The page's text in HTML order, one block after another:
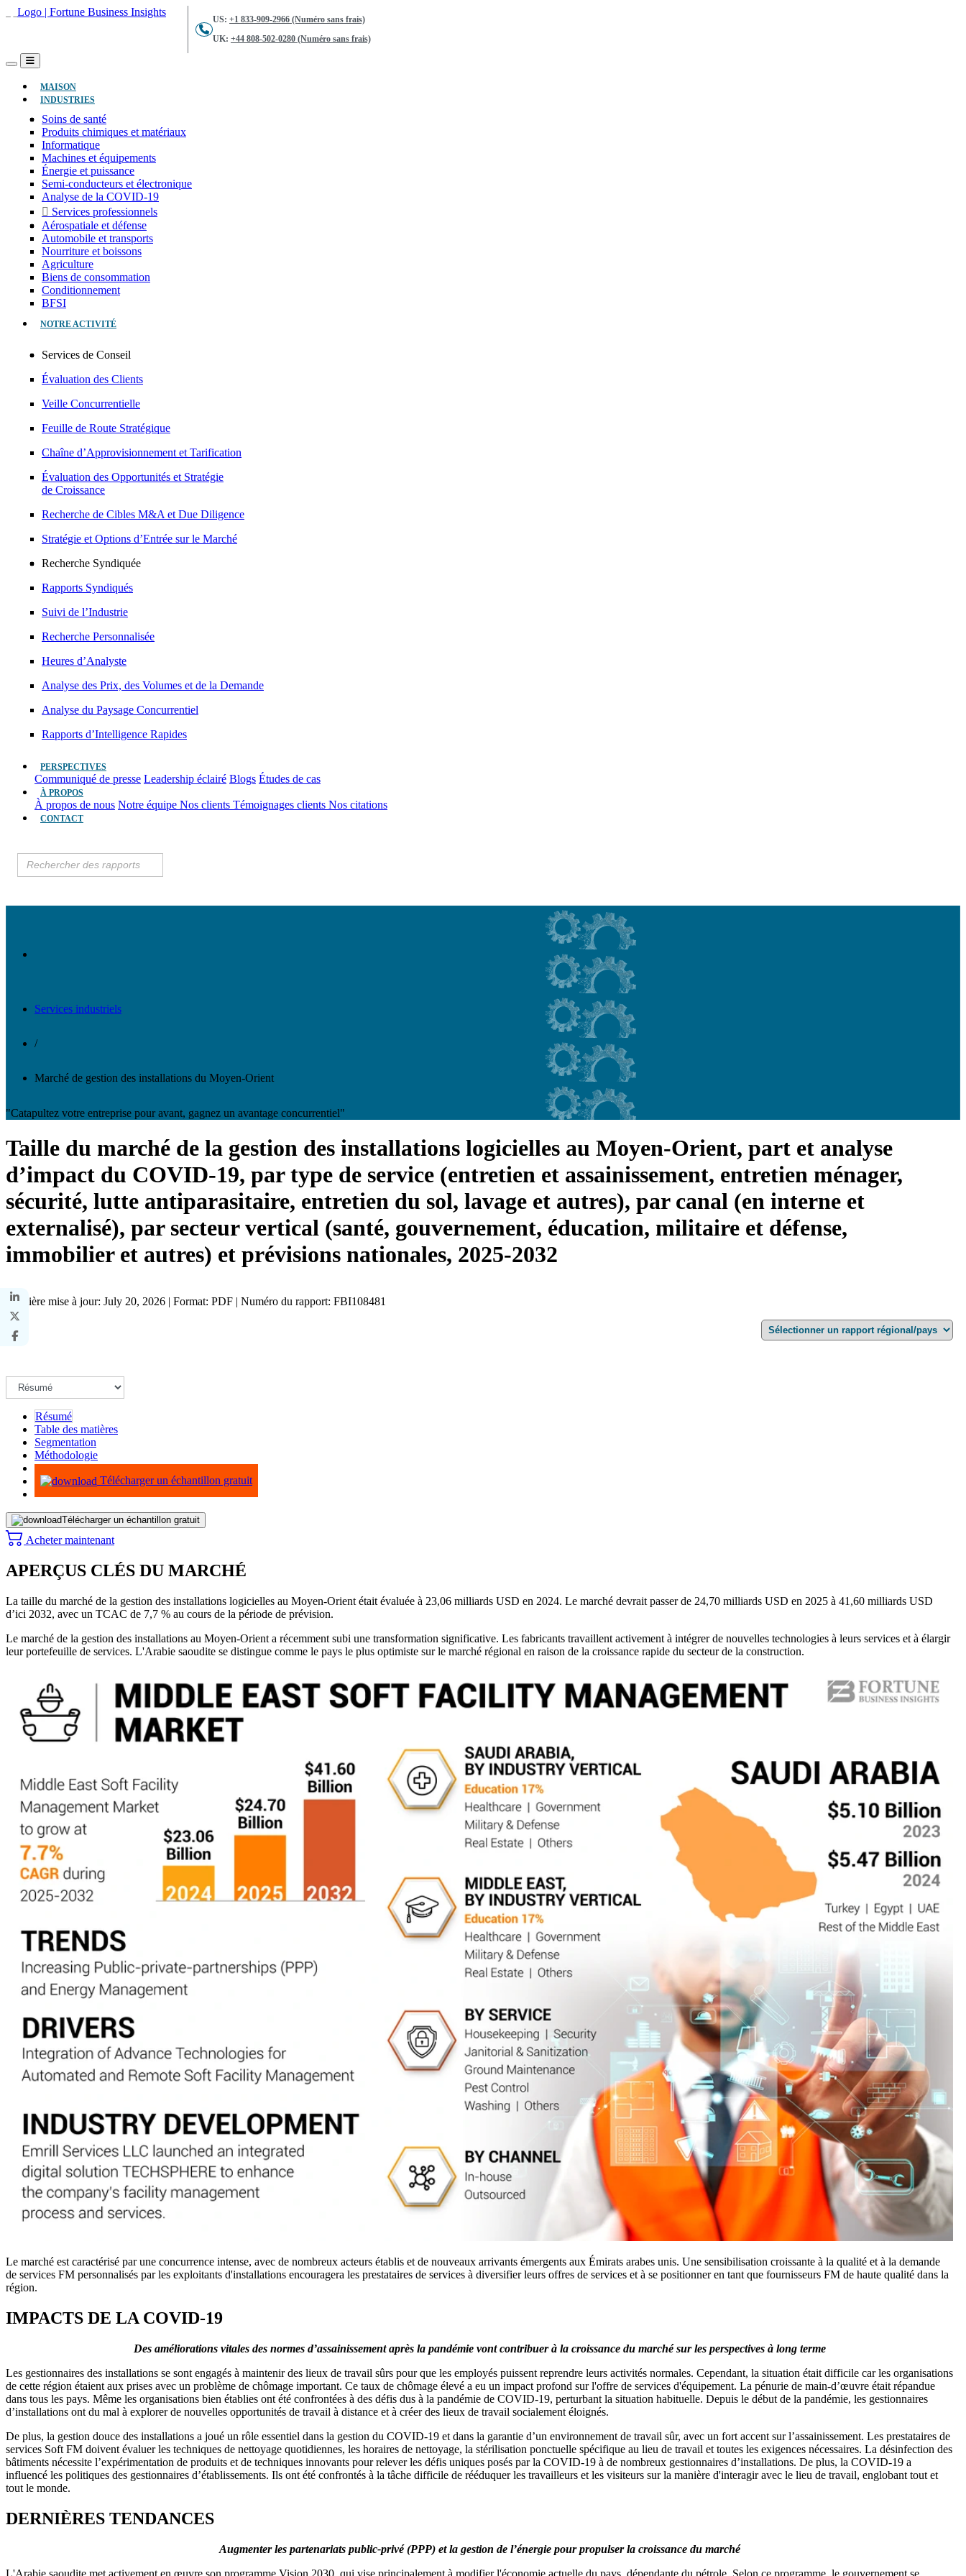
US: +1 833-909-2966 (Numéro sans frais)
UK: +44 808-502-0280 (Numéro sans frais)
MAISON(ACTUEL)
INDUSTRIES
Soins de santé
Produits chimiques et matériaux
Informatique
Machines et équipements
Énergie et puissance
Semi-conducteurs et électronique
Analyse de la COVID-19
Services professionnels
Aérospatiale et défense
Automobile et transports
Nourriture et boissons
Agriculture
Biens de consommation
Conditionnement
BFSI
NOTRE ACTIVITÉ
Services de Conseil
Évaluation des Clients
Veille Concurrentielle
Feuille de Route Stratégique
Chaîne d’Approvisionnement et Tarification
Évaluation des Opportunités et Stratégie
de Croissance
Recherche de Cibles M&A et Due Diligence
Stratégie et Options d’Entrée sur le Marché
Recherche Syndiquée
Rapports Syndiqués
Suivi de l’Industrie
Recherche Personnalisée
Heures d’Analyste
Analyse des Prix, des Volumes et de la Demande
Analyse du Paysage Concurrentiel
Rapports d’Intelligence Rapides
PERSPECTIVES
Communiqué de presse Leadership éclairé Blogs Études de cas
À PROPOS
À propos de nous Notre équipe Nos clients Témoignages clients Nos citations
CONTACT
Services industriels
/
Marché de gestion des installations du Moyen-Orient
"Catapultez votre entreprise pour avant, gagnez un avantage concurrentiel"
Taille du marché de la gestion des installations logicielles au Moyen-Orient, part et analyse
d’impact du COVID-19, par type de service (entretien et assainissement, entretien ménager,
sécurité, lutte antiparasitaire, entretien du sol, lavage et autres), par canal (en interne et
externalisé), par secteur vertical (santé, gouvernement, éducation, militaire et défense,
immobilier et autres) et prévisions nationales, 2025-2032
Dernière mise à jour: July 20, 2026 | Format: PDF | Numéro du rapport: FBI108481
Résumé
Table des matières
Segmentation
Méthodologie
Infographie
Télécharger un échantillon gratuit
Télécharger un échantillon gratuit
Acheter maintenant
APERÇUS CLÉS DU MARCHÉ
La taille du marché de la gestion des installations logicielles au Moyen-Orient était évaluée à 23,06 milliards USD en 2024. Le marché devrait passer de 24,70 milliards USD en 2025 à 41,60 milliards USD
d’ici 2032, avec un TCAC de 7,7 % au cours de la période de prévision.
Le marché de la gestion des installations au Moyen-Orient a récemment subi une transformation significative. Les fabricants travaillent activement à intégrer de nouvelles technologies à leurs services et à élargir
leur portefeuille de services. L'Arabie saoudite se distingue comme le pays le plus optimiste sur le marché régional en raison de la croissance rapide du secteur de la construction.
Le marché est caractérisé par une concurrence intense, avec de nombreux acteurs établis et de nouveaux arrivants émergents aux Émirats arabes unis. Une sensibilisation croissante à la qualité et à la demande
de services FM personnalisés par les exploitants d'installations encouragera les prestataires de services à diversifier leurs offres de services et à se positionner en tant que fournisseurs FM de haute qualité dans la
région.
IMPACTS DE LA COVID-19
Des améliorations vitales des normes d’assainissement après la pandémie vont contribuer à la croissance du marché sur les perspectives à long terme
Les gestionnaires des installations se sont engagés à maintenir des lieux de travail sûrs pour que les employés puissent reprendre leurs activités normales. Cependant, la situation était difficile car les organisations
de cette région étaient aux prises avec un problème de chômage important. Ce taux de chômage élevé a eu un impact profond sur l'offre de services d'équipement. La pénurie de main-d’œuvre était répandue
dans tous les pays. Même les organisations bien établies ont été confrontées à des défis dus à la pandémie de COVID-19, perturbant la situation habituelle. Depuis le début de la pandémie, les gestionnaires
d’installations ont du mal à explorer de nouvelles opportunités de travail à distance et à créer des lieux de travail socialement éloignés.
De plus, la gestion douce des installations a joué un rôle essentiel dans la gestion du COVID-19 et dans la garantie d’un environnement de travail sûr, avec un fort accent sur l’assainissement. Les prestataires de
services Soft FM doivent évaluer les techniques de nettoyage quotidiennes, les horaires de nettoyage, la stérilisation ponctuelle spécifique au lieu de travail et toutes les exigences nécessaires. La désinfection des
bâtiments nécessite l’expérimentation de produits et de techniques innovants pour relever les défis uniques posés par la COVID-19 à de nombreux gestionnaires d’installations. De plus, la COVID-19 a
influencé les politiques des gestionnaires d’établissements. Ils ont été confrontés à la tâche difficile de rééduquer les travailleurs et les visiteurs sur la manière d'interagir avec le lieu de travail, englobant tout et
tout le monde.
DERNIÈRES TENDANCES
Augmenter les partenariats public-privé (PPP) et la gestion de l’énergie pour propulser la croissance du marché
L'Arabie saoudite met activement en œuvre son programme Vision 2030, qui vise principalement à modifier l'économie actuelle du pays, dépendante du pétrole. Selon ce programme, le gouvernement se